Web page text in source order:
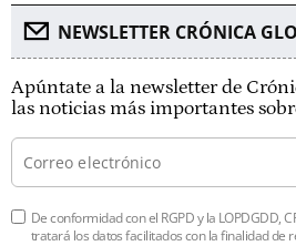
NEWSLETTER CRÓNICA
Apúntate a la newsletter de
las noticias más importantes
De conformidad con el RGPD y la LOPDGDD,
tratará los datos facilitados con la finalidad de